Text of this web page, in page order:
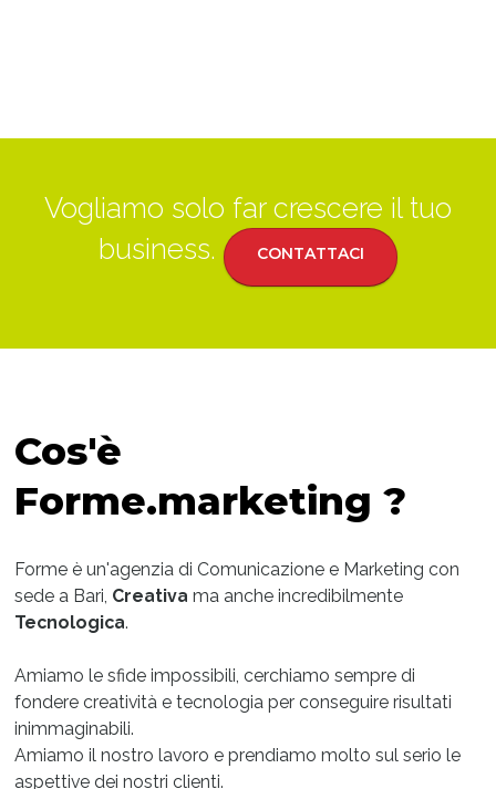
Vogliamo solo far crescere il tuo
business.
CONTATTACI
Cos'è
Forme.marketing ?
Forme è un'agenzia di Comunicazione e Marketing con
sede a Bari, Creativa ma anche incredibilmente
Tecnologica.
Amiamo le sfide impossibili, cerchiamo sempre di
fondere creatività e tecnologia per conseguire risultati
inimmaginabili.
Amiamo il nostro lavoro e prendiamo molto sul serio le
aspettive dei nostri clienti.